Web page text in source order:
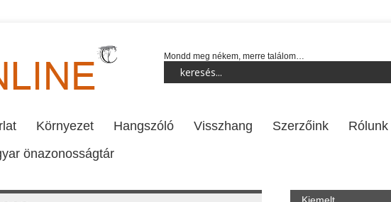
Mondd meg nékem, merre találom…
Környezet Hangszóló Visszhang Szerzőink Rólunk
önazonosságtár